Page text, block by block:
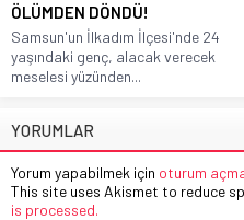
ÖLÜMDEN DÖNDÜ!
Samsun'un İlkadım İlçesi'nde 24
yaşındaki genç, alacak verecek
meselesi yüzünden...
YORUMLAR
Yorum yapabilmek için oturum
This site uses Akismet to reduce
is processed.